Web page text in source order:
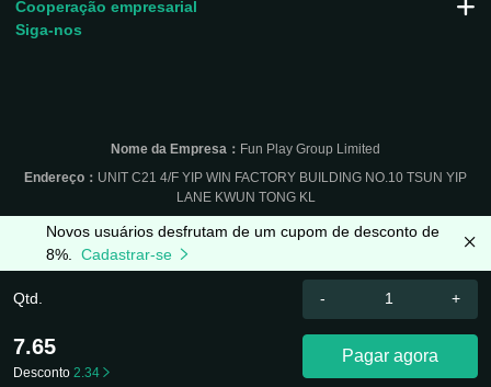
Novos usuários desfrutam de um cupom de desconto de
8%.
Cadastrar-se
Qtd. - +
7.65
Desconto 2.34
Pagar agora
Cooperação empresarial
Siga-nos
Nome da Empresa： Fun Play Group Limited
Endereço： UNIT C21 4/F YIP WIN FACTORY BUILDING NO.10 TSUN YIP
LANE KWUN TONG KL